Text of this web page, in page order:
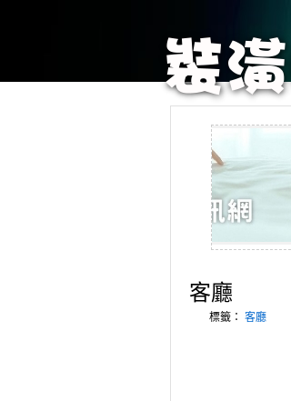
客廳
標籤： 客廳